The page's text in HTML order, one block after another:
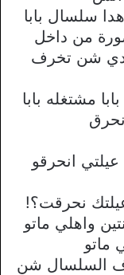
سلسال بابا
من داخل
شن تخرف
مشتغله بابا
انحرقو
نحرقت؟!
واهلي ماتو
ماتو
السلسال شن